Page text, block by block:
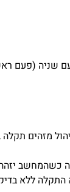
שניה (פעם
מזהים
כשהמחשב
התקלה ללא